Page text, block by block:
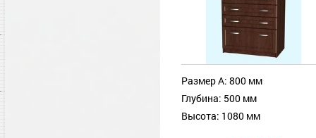
Размер А: 800 мм
Глубина: 500 мм
Высота: 1080 мм